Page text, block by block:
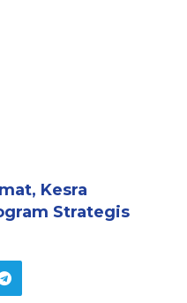
Kesra
Strategis